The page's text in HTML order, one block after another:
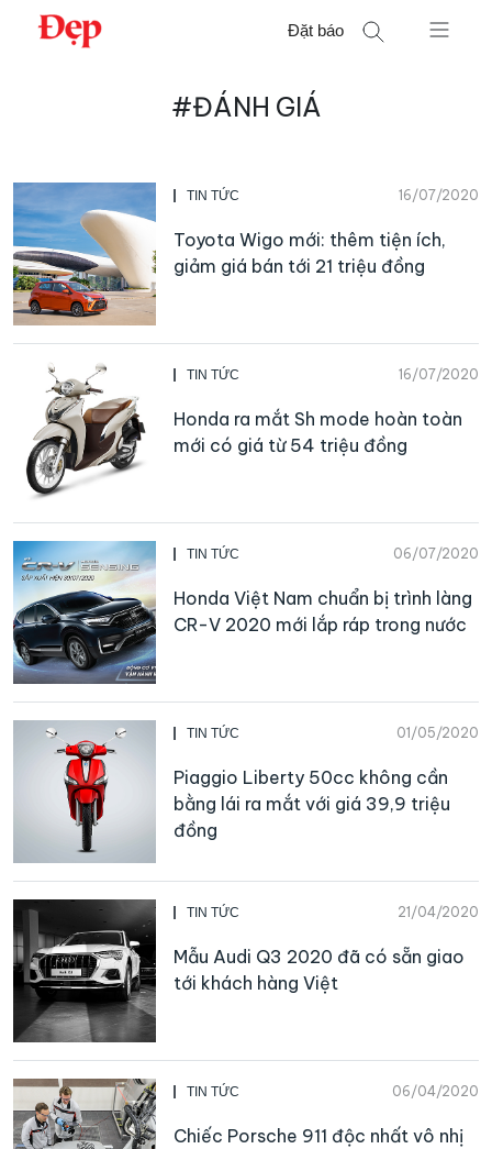
Chuyển
Đặt báo
#ĐÁNH GIÁ
TIN TỨC 16/07/2020
Toyota Wigo mới: thêm tiện ích,
giảm giá bán tới 21 triệu đồng
TIN TỨC 16/07/2020
Honda ra mắt Sh mode hoàn toàn
mới có giá từ 54 triệu đồng
TIN TỨC 06/07/2020
Honda Việt Nam chuẩn bị trình làng
CR-V 2020 mới lắp ráp trong nước
TIN TỨC 01/05/2020
Piaggio Liberty 50cc không cần
bằng lái ra mắt với giá 39,9 triệu
đồng
TIN TỨC 21/04/2020
Mẫu Audi Q3 2020 đã có sẵn giao
tới khách hàng Việt
TIN TỨC 06/04/2020
Chiếc Porsche 911 độc nhất vô nhị